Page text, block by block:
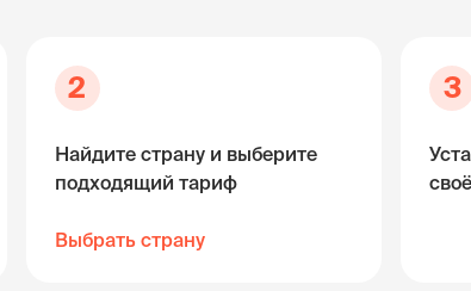
2
Найдите страну и выберите
подходящий тариф
Выбрать страну
3